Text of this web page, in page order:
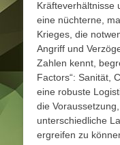
Kräfteverhältnisse
eine nüchterne,
Krieges, die
Angriff und
Zahlen kennt,
Factors“: Sanität,
eine robuste
die
unterschiedliche
ergreifen zu